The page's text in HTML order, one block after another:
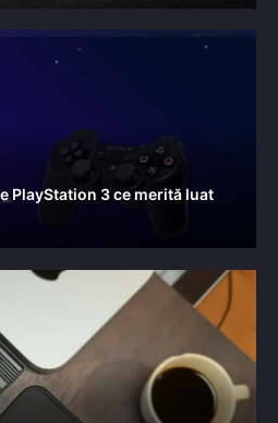
PlayStation 3 ce merită luat